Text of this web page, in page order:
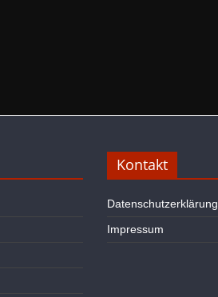
Kontakt
Datenschutzerklärung
Impressum